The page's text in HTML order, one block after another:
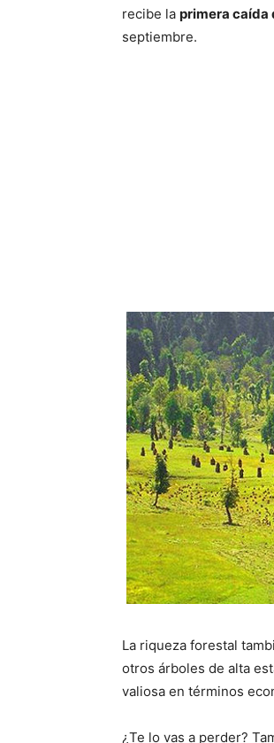
recibe la primera caída
septiembre.
La riqueza forestal
otros árboles de alta
valiosa en términos
¿Te lo vas a perder?